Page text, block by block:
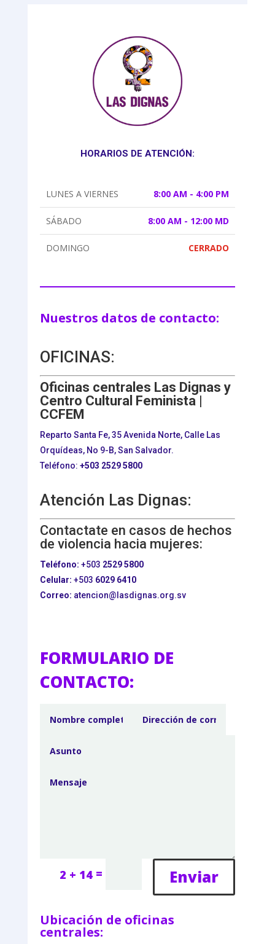
HORARIOS DE ATENCIÓN:
LUNES A VIERNES 8:00 AM - 4:00 PM
SÁBADO 8:00 AM - 12:00 MD
DOMINGO CERRADO
Nuestros datos de contacto:
OFICINAS:
Oficinas centrales Las Dignas y
Centro Cultural Feminista |
CCFEM
Reparto Santa Fe, 35 Avenida Norte, Calle Las
Orquídeas, No 9-B, San Salvador.
Teléfono: +503 2529 5800
Atención Las Dignas:
Contactate en casos de hechos
de violencia hacia mujeres:
Teléfono: +503 2529 5800
Celular: +503 6029 6410
Correo: atencion@lasdignas.org.sv
FORMULARIO DE
CONTACTO:
2 + 14 = Enviar
Ubicación de oficinas
centrales: